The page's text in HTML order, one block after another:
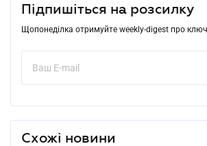
Підпишіться на розсилку
Щопонеділка отримуйте weekly-digest про
Схожі новини